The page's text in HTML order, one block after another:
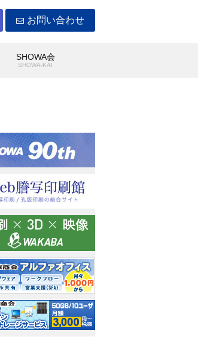
お問い合わせ
沿革
SHOWA会
SHOWA-KAI